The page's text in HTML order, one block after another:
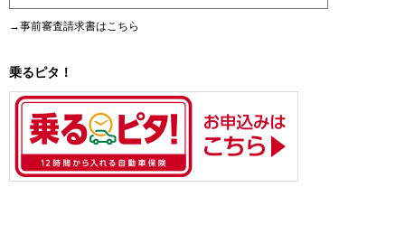
→事前審査請求書はこちら
乗るピタ！